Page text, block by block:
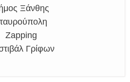
Ξάνθης
Zapping
Γρίφων